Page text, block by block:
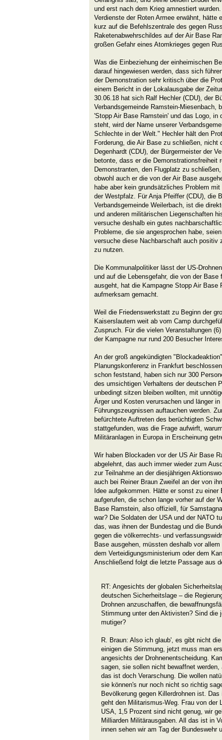
und erst nach dem Krieg amnestiert
Verdienste der Roten Armee erwähnt, hätte
kurz auf die Befehlszentrale des gegen
Raketenabwehrschildes auf der Air Base
großen Gefahr eines Atomkrieges gegen
Was die Einbeziehung der einheimischen
darauf hingewiesen werden, dass sich
der Demonstration sehr kritisch über die
einem Bericht in der Lokalausgabe der
30.06.18 hat sich Ralf Hechler (CDU), der
Verbandsgemeinde Ramstein-Miesenbach,
'Stopp Air Base Ramstein' und das Logo, in
steht, wird der Name unserer
Schlechte in der Welt." Hechler hält den
Forderung, die Air Base zu schließen, nicht
Degenhardt (CDU), der Bürgermeister der
betonte, dass er die Demonstrationsfreiheit
Demonstranten, den Flugplatz zu
obwohl auch er die von der Air Base
habe aber kein grundsätzliches Problem
der Westpfalz. Für Anja Pfeiffer (CDU), die
Verbandsgemeinde Weilerbach, ist die
und anderen militärischen Liegenschaften
versuche deshalb ein gutes
Probleme, die sie angesprochen habe,
versuche diese Nachbarschaft auch positiv
zu nutzen.
Die Kommunalpolitiker lässt der US-
und auf die Lebensgefahr, die von der
ausgeht, hat die Kampagne Stopp Air Base
aufmerksam gemacht.
Weil die Friedenswerkstatt zu Beginn der
Kaiserslautern weit ab vom Camp
Zuspruch. Für die vielen Veranstaltungen
der Kampagne nur rund 200 Besucher
An der groß angekündigten
Planungskonferenz in Frankfurt
schon feststand, haben sich nur 300
des umsichtigen Verhaltens der deutschen
unbedingt sitzen bleiben wollten, mit
Ärger und Kosten verursachen und länger
Führungszeugnissen auftauchen werden.
befürchtete Auftreten des berüchtigten
stattgefunden, was die Frage aufwirft,
Militäranlagen in Europa in Erscheinung
Wir haben Blockaden vor der US Air Base
abgelehnt, das auch immer wieder zum
zur Teilnahme an der diesjährigen
auch bei Reiner Braun Zweifel an der von
Idee aufgekommen. Hätte er sonst zu
aufgerufen, die schon lange vorher auf der
Base Ramstein, also offiziell, für
war? Die Soldaten der USA und der NATO
das, was ihnen der Bundestag und die
gegen die völkerrechts- und
Base ausgehen, müssten deshalb vor
dem Verteidigungsministerium oder dem
Anschließend folgt die letzte Passage aus
RT: Angesichts der globalen
deutschen Sicherheitslage – die
Drohnen anzuschaffen, die
Stimmung unter den Aktivisten? Sind die
mutiger?
R. Braun: Also ich glaub', es gibt nicht
einigen die Stimmung, jetzt muss man
angesichts der Drohnenentscheidung.
sagen, sie sollen nicht bewaffnet
das ist doch Verarschung. Die wollen
sie können's nur noch nicht so richtig
Bevölkerung gegen Killerdrohnen ist.
geht den Militarismus-Weg. Frau von der
USA, 1,5 Prozent sind nicht genug, wir
Milliarden Militärausgaben. All das ist in
innen sehen wir am Tag der Bundeswehr